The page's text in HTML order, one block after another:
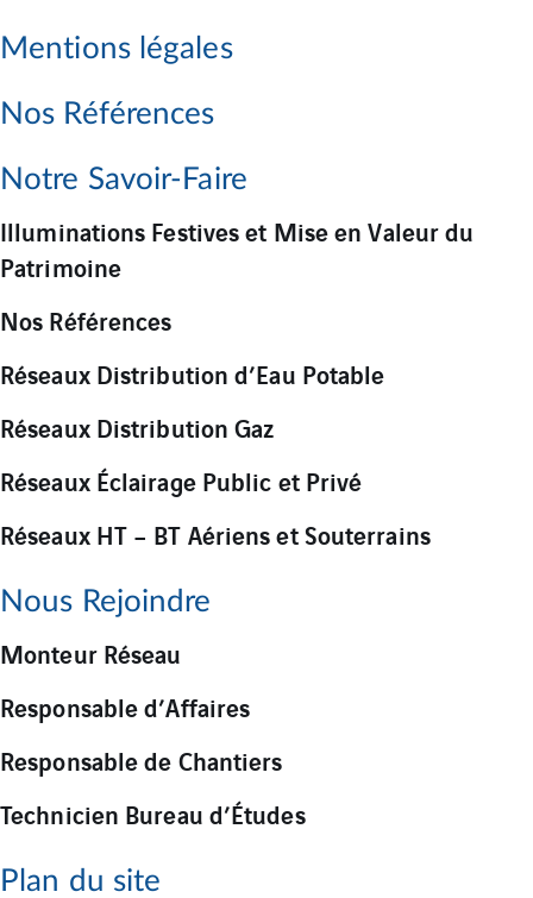
Mentions légales
Nos Références
Notre Savoir-Faire
Illuminations Festives et Mise en Valeur du
Patrimoine
Nos Références
Réseaux Distribution d’Eau Potable
Réseaux Distribution Gaz
Réseaux Éclairage Public et Privé
Réseaux HT – BT Aériens et Souterrains
Nous Rejoindre
Monteur Réseau
Responsable d’Affaires
Responsable de Chantiers
Technicien Bureau d’Études
Plan du site